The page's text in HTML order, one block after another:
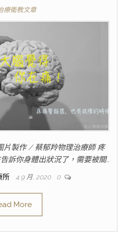
療衛教文章
片製作 / 蔡郁羚物理治療師 疼
訴你身體出狀況了，需要被關…
所 4 9 月, 2020 0
More